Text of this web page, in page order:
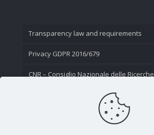
Transparency law and requirements
Privacy GDPR 2016/679
CNR – Consiglio Nazionale delle Ricerche